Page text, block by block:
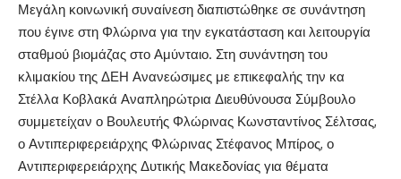
Μεγάλη κοινωνική συναίνεση διαπιστώθηκε σε συνάντηση
που έγινε στη Φλώρινα για την εγκατάσταση και λειτουργία
σταθμού βιομάζας στο Αμύνταιο. Στη συνάντηση του
κλιμακίου της ΔΕΗ Ανανεώσιμες με επικεφαλής την κα
Στέλλα Κοβλακά Αναπληρώτρια Διευθύνουσα Σύμβουλο
συμμετείχαν ο Βουλευτής Φλώρινας Κωνσταντίνος Σέλτσας,
ο Αντιπεριφερειάρχης Φλώρινας Στέφανος Μπίρος, ο
Αντιπεριφερειάρχης Δυτικής Μακεδονίας για θέματα